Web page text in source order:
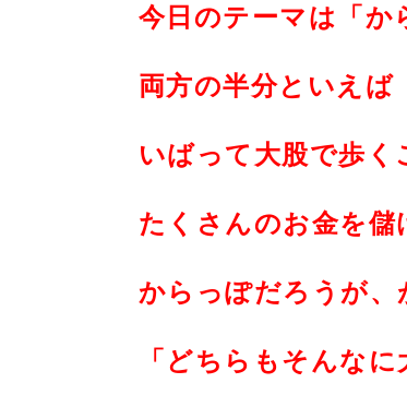
今日のテーマは「か
両方の半分といえば
いばって大股で歩く
たくさんのお金を儲
からっぽだろうが、
「どちらもそんな